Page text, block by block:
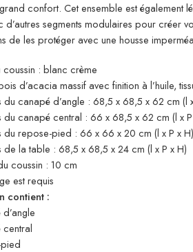
confort. Cet ensemble est
d’autres segments modulaires pour créer
de les protéger avec une housse
: blanc crème
d’acacia massif avec finition à l’huile,
du canapé d’angle : 68,5 x 68,5 x 62 cm (l
du canapé central : 66 x 68,5 x 62 cm (l x
du repose-pied : 66 x 66 x 20 cm (l x P x H)
de la table : 68,5 x 68,5 x 24 cm (l x P x H)
coussin : 10 cm
est requis
contient :